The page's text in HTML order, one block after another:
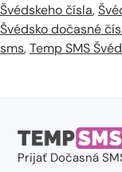
Švédskeho čísla,
Švédsko dočasné
sms,Temp SMS
Prijať Dočasná